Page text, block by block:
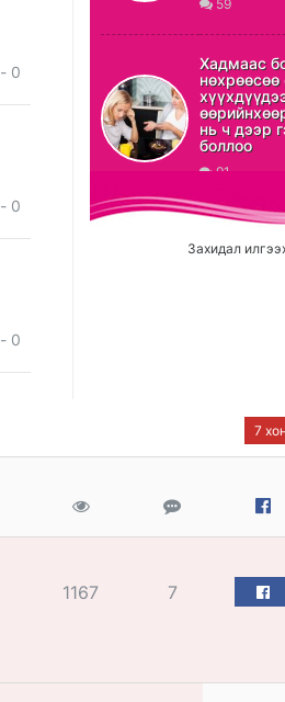
- 0
- 0
- 0
ХЗДХ-ын
Авлигаар
хурааж,
сайхны
бөгөөд
бүхий байгууллагаас
өчигдѳр
Шатахууныг
газраас нь
тарифаас
анхаарч
өчигдѳр
жилийн ойд
наадмыг
Монгол
59
Хадмаас
нөхрөөсөө
нь ч дээр
боллоо
91
Захидал
7
1167 7